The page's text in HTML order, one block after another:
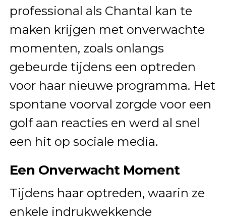
professional als Chantal kan te
maken krijgen met onverwachte
momenten, zoals onlangs
gebeurde tijdens een optreden
voor haar nieuwe programma. Het
spontane voorval zorgde voor een
golf aan reacties en werd al snel
een hit op sociale media.
Een Onverwacht Moment
Tijdens haar optreden, waarin ze
enkele indrukwekkende